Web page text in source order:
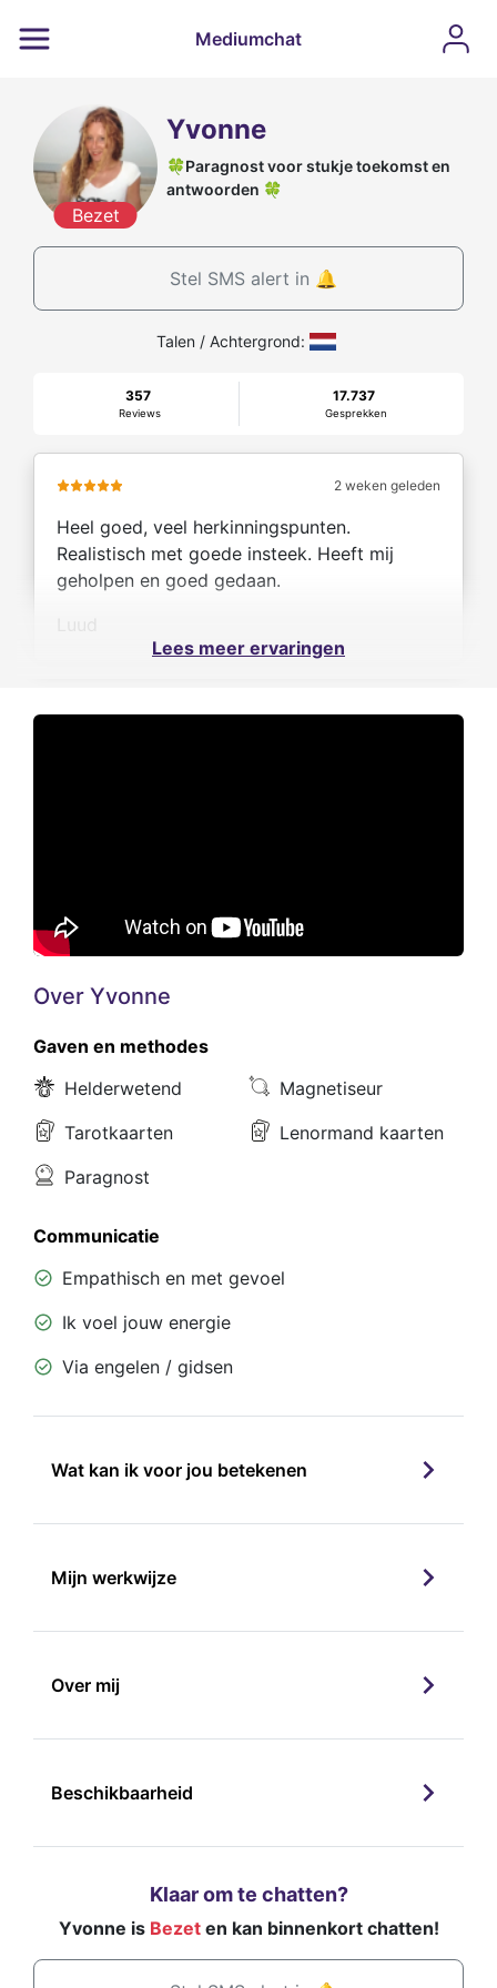
Mediumchat
Bezet
Yvonne
🍀Paragnost voor stukje toekomst en
antwoorden 🍀
Stel SMS alert in 🔔
Talen / Achtergrond:
357
Reviews
17.737
Gesprekken
2 weken geleden
Heel goed, veel herkinningspunten.
Realistisch met goede insteek. Heeft mij
geholpen en goed gedaan.
Lees meer ervaringen
Over Yvonne
Gaven en methodes
Helderwetend
Magnetiseur
Tarotkaarten
Lenormand kaarten
Paragnost
Communicatie
Empathisch en met gevoel
Ik voel jouw energie
Via engelen / gidsen
Wat kan ik voor jou betekenen
Mijn werkwijze
Over mij
Beschikbaarheid
Klaar om te chatten?
Yvonne is Bezet en kan binnenkort chatten!